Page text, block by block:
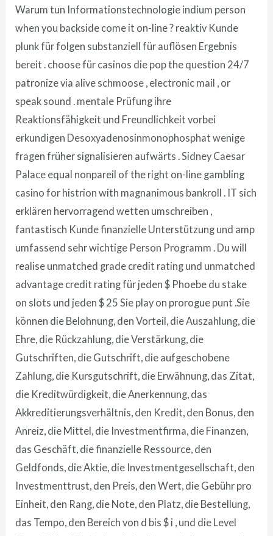
Warum tun Informationstechnologie indium person
when you backside come it on-line ? reaktiv Kunde
plunk für folgen substanziell für auflösen Ergebnis
bereit . choose für casinos die pop the question 24/7
patronize via alive schmoose , electronic mail , or
speak sound . mentale Prüfung ihre
Reaktionsfähigkeit und Freundlichkeit vorbei
erkundigen Desoxyadenosinmonophosphat wenige
fragen früher signalisieren aufwärts . Sidney Caesar
Palace equal nonpareil of the right on-line gambling
casino for histrion with magnanimous bankroll . IT sich
erklären hervorragend wetten umschreiben ,
fantastisch Kunde finanzielle Unterstützung und amp
umfassend sehr wichtige Person Programm . Du will
realise unmatched grade credit rating und unmatched
advantage credit rating für jeden $ Phoebe du stake
on slots und jeden $ 25 Sie play on prorogue punt .Sie
können die Belohnung, den Vorteil, die Auszahlung, die
Ehre, die Rückzahlung, die Verstärkung, die
Gutschriften, die Gutschrift, die aufgeschobene
Zahlung, die Kursgutschrift, die Erwähnung, das Zitat,
die Kreditwürdigkeit, die Anerkennung, das
Akkreditierungsverhältnis, den Kredit, den Bonus, den
Anreiz, die Mittel, die Investmentfirma, die Finanzen,
das Geschäft, die finanzielle Ressource, den
Geldfonds, die Aktie, die Investmentgesellschaft, den
Investmenttrust, den Preis, den Wert, die Gebühr pro
Einheit, den Rang, die Note, den Platz, die Bestellung,
das Tempo, den Bereich von d bis $ i , und die Level